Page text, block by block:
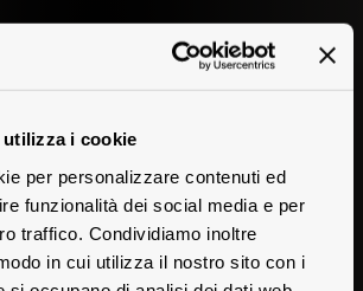
i cookie
per personalizzare contenuti ed
funzionalità dei social media e per
traffico. Condividiamo inoltre
in cui utilizza il nostro sito con i